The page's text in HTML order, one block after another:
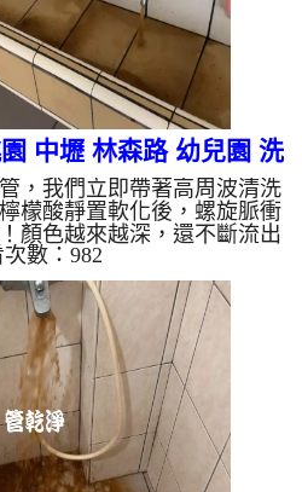
中壢 林森路 幼兒園 洗
水管
，我們立即帶著高周波清洗
檬酸靜置軟化後，螺旋脈衝
顏色越來越深，還不斷流出
水變乾淨出水量也變大了。
掃除」？ 單靠水壓帶不走
質顏色，反映了不同的居家
管線老化徵兆。 黑色（氧化
綠色（銅綠）： 銅合金接
）： 細菌黏液滋生的警訊。
...
數：982